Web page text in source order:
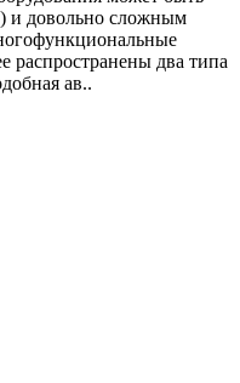
и довольно сложным
распространены два типа
ав..